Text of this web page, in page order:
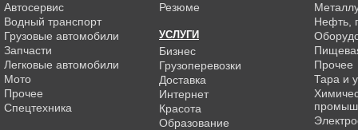
Автосервис
Водный транспорт
Грузовые автомобили
Запчасти
Легковые автомобили
Мото
Прочее
Спецтехника
Резюме
УСЛУГИ
Бизнес
Грузоперевозки
Доставка
Интернет
Красота
Образование
Нефть,
Прочее
Тара и